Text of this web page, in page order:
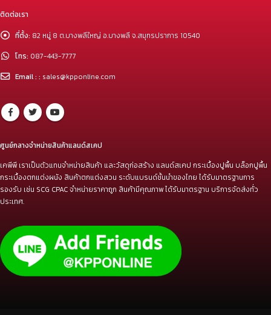
ติดต่อเรา
ที่ตั้ง: 82 หมู่ 8 ต.บางพลีใหญ่ อ.บางพลี จ.สมุทรปราการ 10540
โทร: 087-443-7777
Email : : sales@kpponline.com
ศูนย์กลางจำหน่ายสินค้าแลนด์สเคป
เคพีพี เราเป็นตัวแทนจำหน่ายสินค้า และวัสดุก่อสร้าง แลนด์สเคป กระเบื้องปูพื้น บล็อกปูพื้น
กระเบื้องตกแต่งผนัง สินค้าตกแต่งสวน ระดับแบรนด์ชั้นนำของไทย ได้รับมาตรฐานการ
รองรับ เช่น SCG CPAC จำหน่ายราคาถูก สินค้ามีคุณภาพ ได้รับมาตรฐาน บริการจัดส่งทั่ว
ประเทศ.